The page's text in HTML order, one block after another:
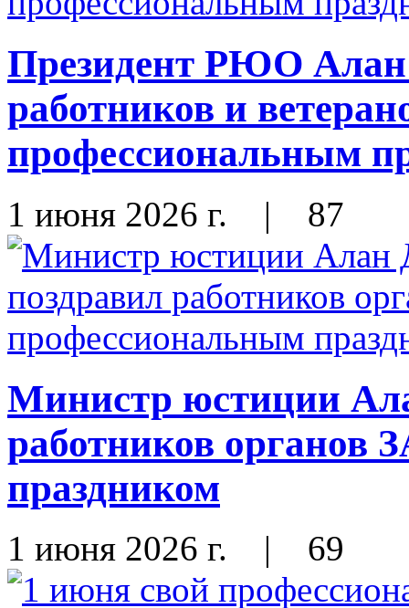
Президент РЮО Алан
работников и
профессиональным
1 июня 2026 г. | 87
Министр юстиции
работников органов
праздником
1 июня 2026 г. | 69